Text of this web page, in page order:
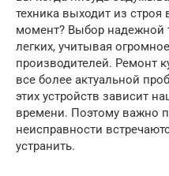
техника выходит из
момент? Выбор надежной
легких, учитывая
производителей. Ремонт
все более актуальной
этих устройств зависит
времени. Поэтому важно
неисправности
устранить.